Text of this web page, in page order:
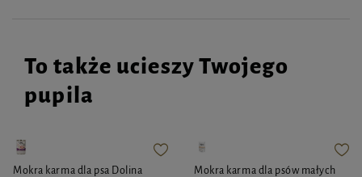
To także ucieszy Twojego
pupila
Mokra karma dla psa Dolina
Mokra karma dla psów małych